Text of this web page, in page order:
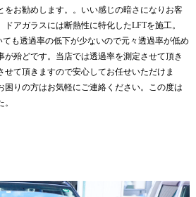
をお勧めします。。いい感じの暗さになりお客
アガラスには断熱性に特化したLFTを施工。
も透過率の低下が少ないので元々透過率が低め
が殆どです。当店では透過率を測定させて頂き
て頂きますので安心してお任せいただけま
困りの方はお気軽にご連絡ください。この度は